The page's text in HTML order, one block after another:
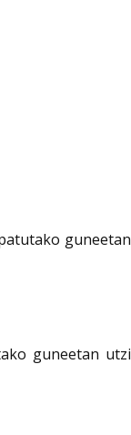
guneetan
guneetan utzi